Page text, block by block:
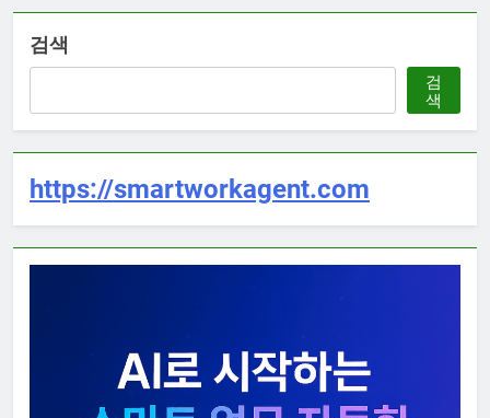
검색
검
색
https://smartworkagent.com